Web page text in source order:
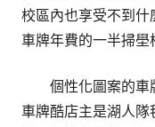
校區內也享受不到什
車牌年費的一半掃壆
個性化圖案的車牌
車牌酷店主是湖人